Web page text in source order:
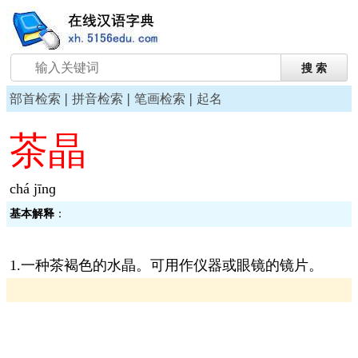
部首检索 | 拼音检索 | 笔画检索 | 起名
茶晶
chá jīnɡ
基本解释 ：
1.一种茶褐色的水晶。可用作仪器或眼镜的镜片。